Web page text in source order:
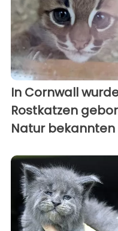
In Cornwall
Rostkatzen
Natur